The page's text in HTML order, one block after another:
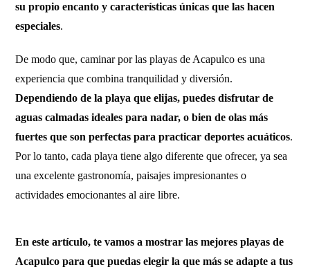
su propio encanto y características únicas que las hacen
especiales.
De modo que, caminar por las playas de Acapulco es una
experiencia que combina tranquilidad y diversión.
Dependiendo de la playa que elijas, puedes disfrutar de
aguas calmadas ideales para nadar, o bien de olas más
fuertes que son perfectas para practicar deportes acuáticos.
Por lo tanto, cada playa tiene algo diferente que ofrecer, ya sea
una excelente gastronomía, paisajes impresionantes o
actividades emocionantes al aire libre.
En este artículo, te vamos a mostrar las mejores playas de
Acapulco para que puedas elegir la que más se adapte a tus